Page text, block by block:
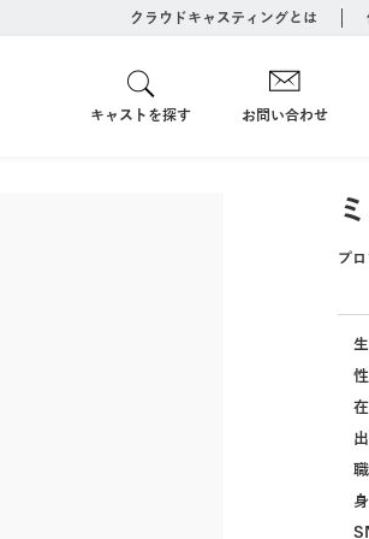
クラウドキャスティングとは
キャストを探す お問い合わせ
プ